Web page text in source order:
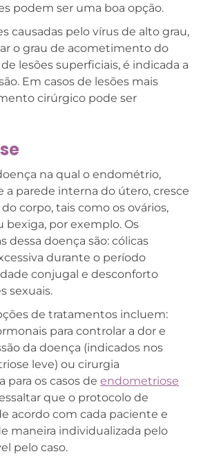
podem ser uma boa opção.
causadas pelo vírus de alto grau,
o grau de acometimento do
lesões superficiais, é indicada a
Em casos de lesões mais
cirúrgico pode ser
na qual o endométrio,
a parede interna do útero, cresce
corpo, tais como os ovários,
bexiga, por exemplo. Os
dessa doença são: cólicas
durante o período
conjugal e desconforto
sexuais.
de tratamentos incluem:
para controlar a dor e
da doença (indicados nos
leve) ou cirurgia
para os casos de endometriose
que o protocolo de
acordo com cada paciente e
maneira individualizada pelo
pelo caso.